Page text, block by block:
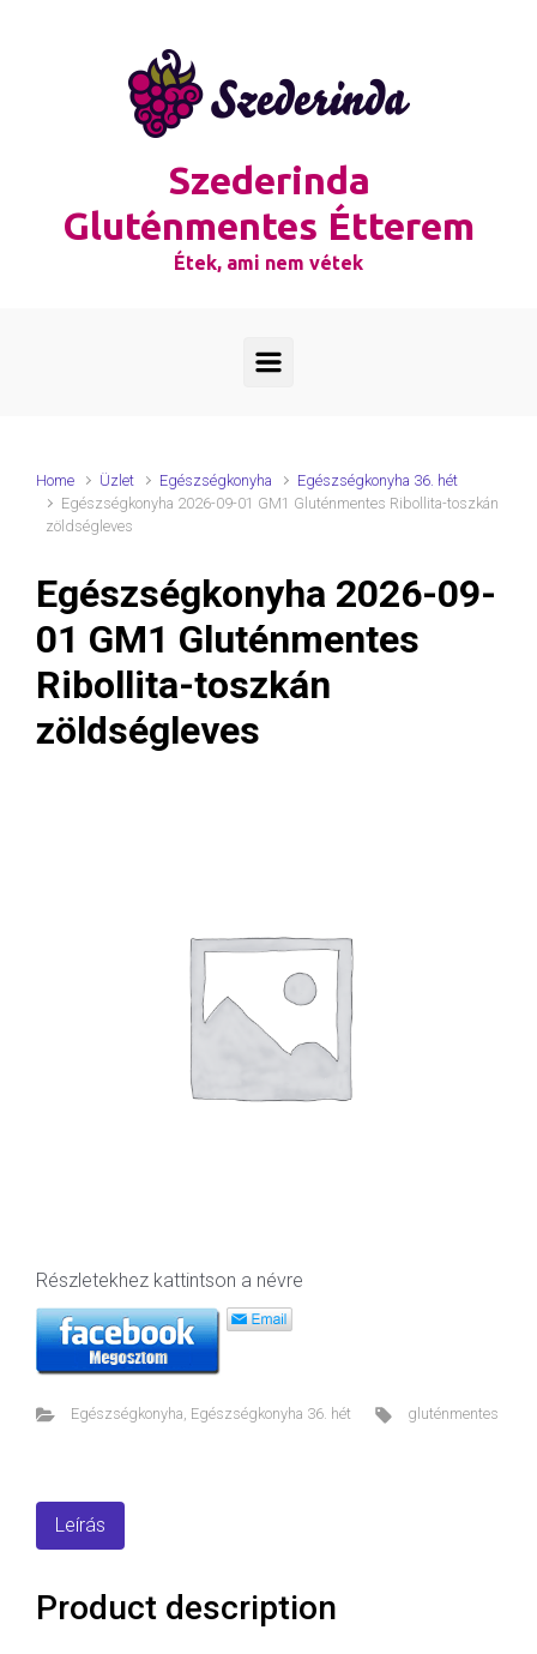
Szederinda
Gluténmentes Étterem
Étek, ami nem vétek
Home Üzlet Egészségkonyha
Egészségkonyha 36. hét
Egészségkonyha 2026-09-01 GM1 Gluténmentes Ribollita-toszkán
zöldségleves
Egészségkonyha 2026-09-
01 GM1 Gluténmentes
Ribollita-toszkán
zöldségleves
Részletekhez kattintson a névre
Egészségkonyha, Egészségkonyha 36. hét gluténmentes
Leírás
Product description